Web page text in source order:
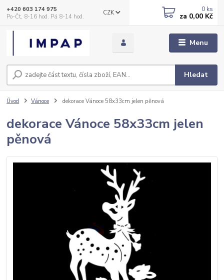
Menu
CZK
Hledat
+420 603 174 975
Po-Čt, 8-16 hod. Pá 8-14 hod.
0 ks
za 0,00 Kč
Úvod Vánoce dekorace Vánoce 58x33cm jelen pěnová
dekorace Vánoce 58x33cm jelen
pěnová